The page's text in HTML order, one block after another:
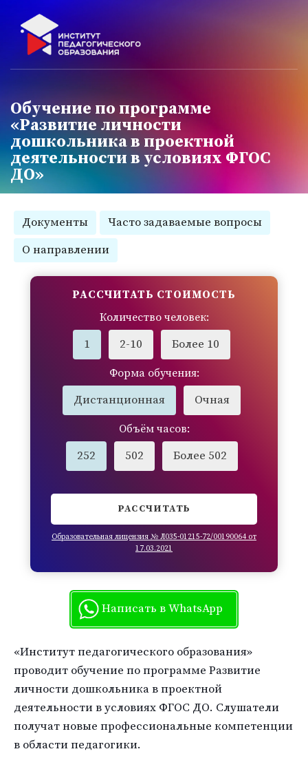
Обучение по программе
«Развитие личности
дошкольника в проектной
деятельности в условиях ФГОС
ДО»
Документы
Часто задаваемые вопросы
О направлении
РАССЧИТАТЬ СТОИМОСТЬ
Количество человек:
1 2-10 Более 10
Форма обучения:
Дистанционная Очная
Объём часов:
252 502 Более 502
РАССЧИТАТЬ
Образовательная лицензия № Л035-01215-72/00190064 от
17.03.2021
Написать в WhatsApp
«Институт педагогического образования»
проводит обучение по программе Развитие
личности дошкольника в проектной
деятельности в условиях ФГОС ДО. Слушатели
получат новые профессиональные компетенции
в области педагогики.